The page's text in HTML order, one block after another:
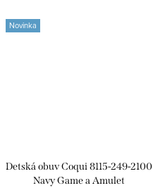
Novinka
Detská obuv Coqui 8115-249-2100
Navy Game a Amulet